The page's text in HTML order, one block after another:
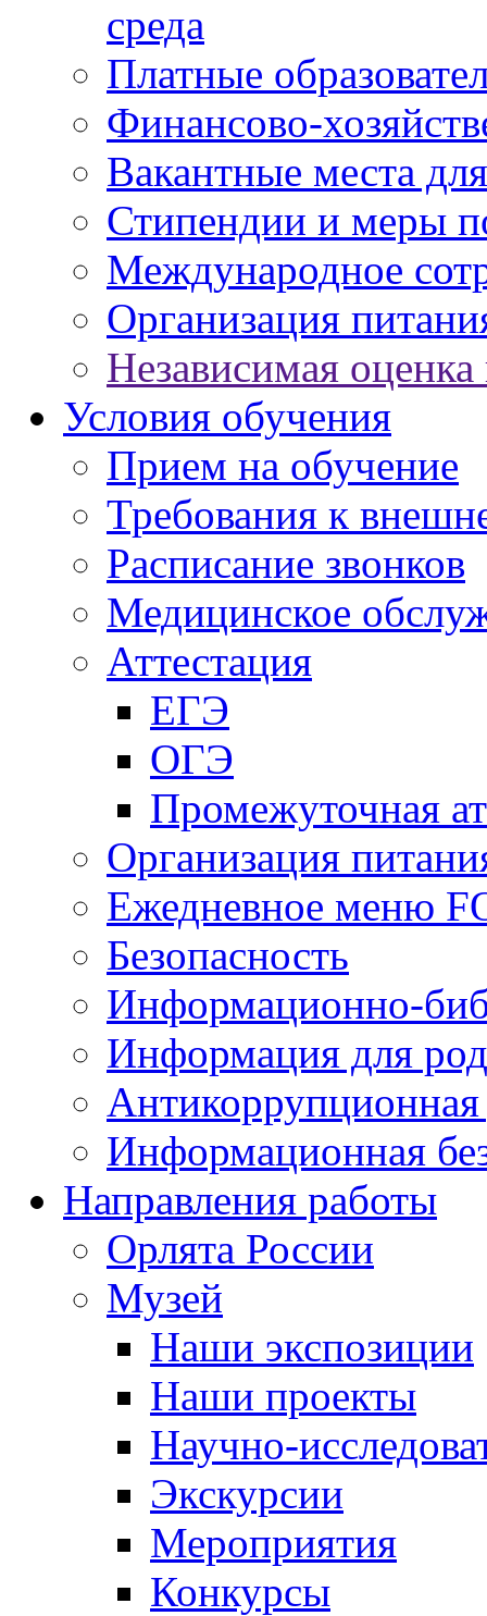
среда
Платные
Финансово-
Вакантные места
Стипендии и меры
Международное
Организация
Независимая оценка
Условия обучения
Прием на обучение
Требования к
Расписание звонков
Медицинское
Аттестация
ЕГЭ
ОГЭ
Промежуточная
Организация
Ежедневное меню
Безопасность
Информационно-
Информация для
Антикоррупционная
Информационная
Направления работы
Орлята России
Музей
Наши экспозиции
Наши проекты
Научно-
Экскурсии
Мероприятия
Конкурсы